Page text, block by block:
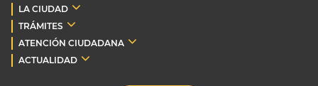
LA CIUDAD
TRÁMITES
ATENCIÓN CIUDADANA
ACTUALIDAD